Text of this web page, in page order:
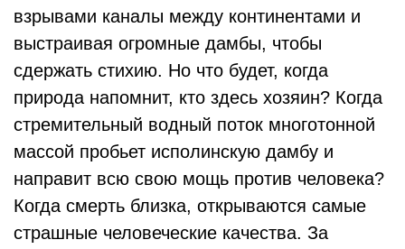
взрывами каналы между континентами и
выстраивая огромные дамбы, чтобы
сдержать стихию. Но что будет, когда
природа напомнит, кто здесь хозяин? Когда
стремительный водный поток многотонной
массой пробьет исполинскую дамбу и
направит всю свою мощь против человека?
Когда смерть близка, открываются самые
страшные человеческие качества. За